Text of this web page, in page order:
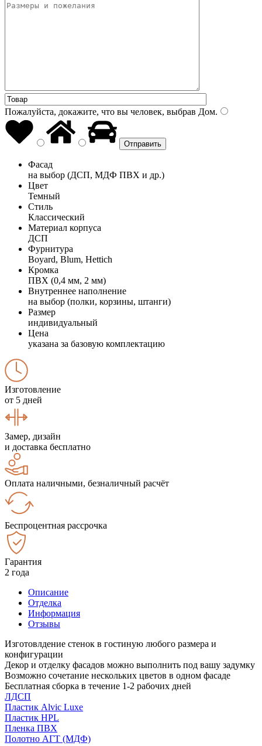
Пожалуйста, докажите, что вы человек, выбрав Дом.
Фасад
на выбор (ДСП, МДФ ПВХ и др.)
Цвет
Темный
Стиль
Классический
Материал корпуса
ДСП
Фурнитура
Boyard, Blum, Hettich
Кромка
ПВХ (0,4 мм, 2 мм)
Внутреннее наполнение
на выбор (полки, корзины, штанги)
Размер
индивидуальный
Цена
указана за базовую комплектацию
Изготовление
от 5 дней
Замер, дизайн
и доставка бесплатно
Оплата наличными, безналичный расчёт
Беспроцентная рассрочка
Гарантия
2 года
Описание
Отделка
Информация
Отзывы
Изготовлдение стенок в гостиную любого размера и
конфигурации
Декор и отделку фасадов можно выполнить под вашу задумку
Возможно сочетание нескольких цветов в одном фасаде
Бесплатная сборка в течение 1-2 рабочих дней
ЛДСП
Пластик Alvic Luxe
Пластик HPL
Пленка ПВХ
Полотно АГТ (МДФ)